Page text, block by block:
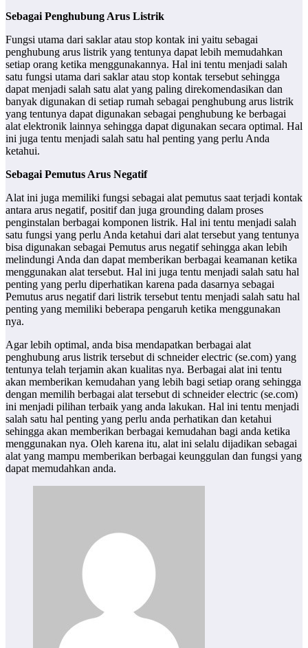
Sebagai Penghubung Arus Listrik
Fungsi utama dari saklar atau stop kontak ini yaitu sebagai
penghubung arus listrik yang tentunya dapat lebih memudahkan
setiap orang ketika menggunakannya. Hal ini tentu menjadi salah
satu fungsi utama dari saklar atau stop kontak tersebut sehingga
dapat menjadi salah satu alat yang paling direkomendasikan dan
banyak digunakan di setiap rumah sebagai penghubung arus listrik
yang tentunya dapat digunakan sebagai penghubung ke berbagai
alat elektronik lainnya sehingga dapat digunakan secara optimal. Hal
ini juga tentu menjadi salah satu hal penting yang perlu Anda
ketahui.
Sebagai Pemutus Arus Negatif
Alat ini juga memiliki fungsi sebagai alat pemutus saat terjadi kontak
antara arus negatif, positif dan juga grounding dalam proses
penginstalan berbagai komponen listrik. Hal ini tentu menjadi salah
satu fungsi yang perlu Anda ketahui dari alat tersebut yang tentunya
bisa digunakan sebagai Pemutus arus negatif sehingga akan lebih
melindungi Anda dan dapat memberikan berbagai keamanan ketika
menggunakan alat tersebut. Hal ini juga tentu menjadi salah satu hal
penting yang perlu diperhatikan karena pada dasarnya sebagai
Pemutus arus negatif dari listrik tersebut tentu menjadi salah satu hal
penting yang memiliki beberapa pengaruh ketika menggunakan
nya.
Agar lebih optimal, anda bisa mendapatkan berbagai alat
penghubung arus listrik tersebut di schneider electric (se.com) yang
tentunya telah terjamin akan kualitas nya. Berbagai alat ini tentu
akan memberikan kemudahan yang lebih bagi setiap orang sehingga
dengan memilih berbagai alat tersebut di schneider electric (se.com)
ini menjadi pilihan terbaik yang anda lakukan. Hal ini tentu menjadi
salah satu hal penting yang perlu anda perhatikan dan ketahui
sehingga akan memberikan berbagai kemudahan bagi anda ketika
menggunakan nya. Oleh karena itu, alat ini selalu dijadikan sebagai
alat yang mampu memberikan berbagai keunggulan dan fungsi yang
dapat memudahkan anda.